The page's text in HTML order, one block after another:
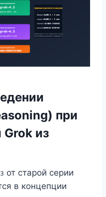
при
из
от старой серии
в концепции